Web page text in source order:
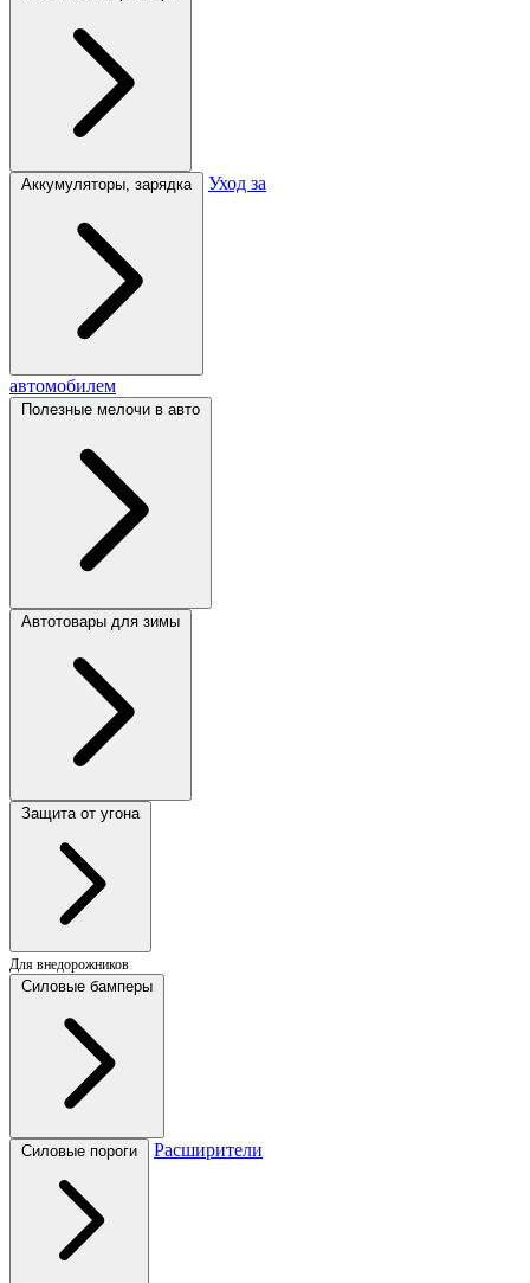
Аккумуляторы, зарядка Уход за
автомобилем
Полезные мелочи в авто
Автотовары для зимы
Защита от угона
Для внедорожников
Силовые бамперы
Силовые пороги Расширители